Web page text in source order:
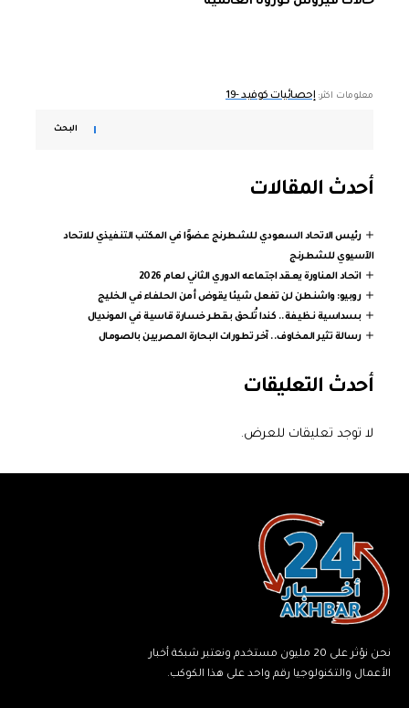
معلومات اكثر:إحصائيات كوفيد -19
البحث
أحدث المقالات
رئيس الاتحاد السعودي للشطرنج عضوًا في المكتب التنفيذي للاتحاد
الآسيوي للشطرنج
اتحاد المناورة يعقد اجتماعه الدوري الثاني لعام 2026
روبيو: واشنطن لن تفعل شيئا يقوض أمن الحلفاء في الخليج
بسداسية نظيفة.. كندا تُلحق بقطر خسارة قاسية في المونديال
رسالة تثير المخاوف.. آخر تطورات البحارة المصريين بالصومال
أحدث التعليقات
لا توجد تعليقات للعرض.
نحن نؤثر على 20 مليون مستخدم ونعتبر شبكة أخبار
الأعمال والتكنولوجيا رقم واحد على هذا الكوكب.